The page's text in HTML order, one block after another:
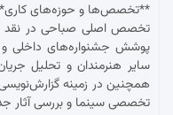
**تخصص‌ها و حوزه‌های
تخصص اصلی صباحی در نقد و
پوشش جشنواره‌های داخلی و
سایر هنرمندان و تحلیل
همچنین در زمینه
تخصصی سینما و بررسی آثار